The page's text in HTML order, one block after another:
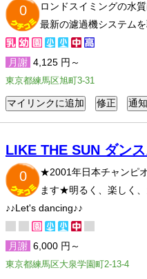
0
ロンドスイミングの水
最新の濾過機システムを
月謝 4,125 円～
東京都練馬区旭町3-31
LIKE THE SUN ダン
0
★2001年日本チャンピ
ます★明るく、楽しく
♪♪Let's dancing♪♪
月謝 6,000 円～
東京都練馬区大泉学園町2-13-4